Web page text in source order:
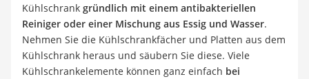
Kühlschrank gründlich mit einem antibakteriellen
Reiniger oder einer Mischung aus Essig und Wasser.
Nehmen Sie die Kühlschrankfächer und Platten aus dem
Kühlschrank heraus und säubern Sie diese. Viele
Kühlschrankelemente können ganz einfach bei